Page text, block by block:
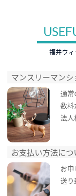
福井ウ
マンスリーマンシ
通常
数料
法人
お支払い方法につ
お
送り